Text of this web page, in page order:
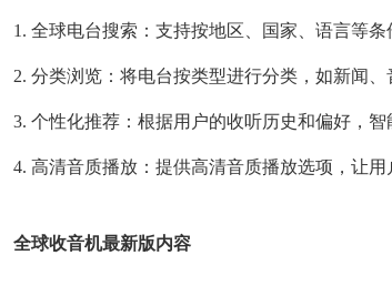
1. 全球电台搜索：支持按地区、国家、语言等
2. 分类浏览：将电台按类型进行分类，如新闻
3. 个性化推荐：根据用户的收听历史和偏好，智
4. 高清音质播放：提供高清音质播放选项，让用
全球收音机最新版内容